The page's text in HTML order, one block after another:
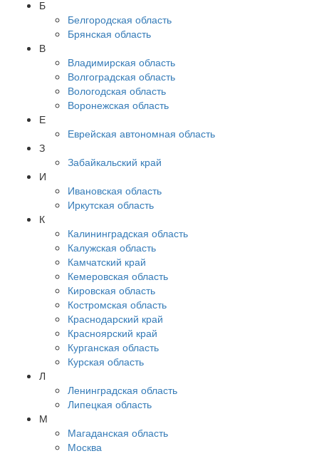
Б
Белгородская область
Брянская область
В
Владимирская область
Волгоградская область
Вологодская область
Воронежская область
Е
Еврейская автономная область
З
Забайкальский край
И
Ивановская область
Иркутская область
К
Калининградская область
Калужская область
Камчатский край
Кемеровская область
Кировская область
Костромская область
Краснодарский край
Красноярский край
Курганская область
Курская область
Л
Ленинградская область
Липецкая область
М
Магаданская область
Москва